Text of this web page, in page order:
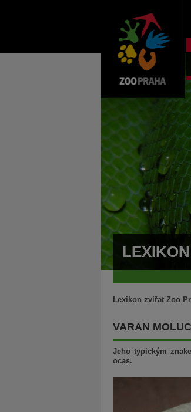
Lexikon zvířat Zoo
VARAN
Jeho typickým
ocas.